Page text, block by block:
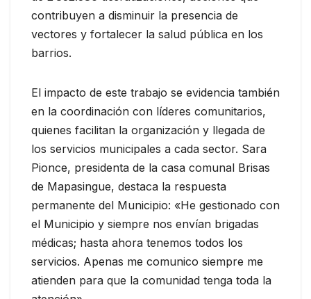
contribuyen a disminuir la presencia de
vectores y fortalecer la salud pública en los
barrios.
El impacto de este trabajo se evidencia también
en la coordinación con líderes comunitarios,
quienes facilitan la organización y llegada de
los servicios municipales a cada sector. Sara
Pionce, presidenta de la casa comunal Brisas
de Mapasingue, destaca la respuesta
permanente del Municipio: «He gestionado con
el Municipio y siempre nos envían brigadas
médicas; hasta ahora tenemos todos los
servicios. Apenas me comunico siempre me
atienden para que la comunidad tenga toda la